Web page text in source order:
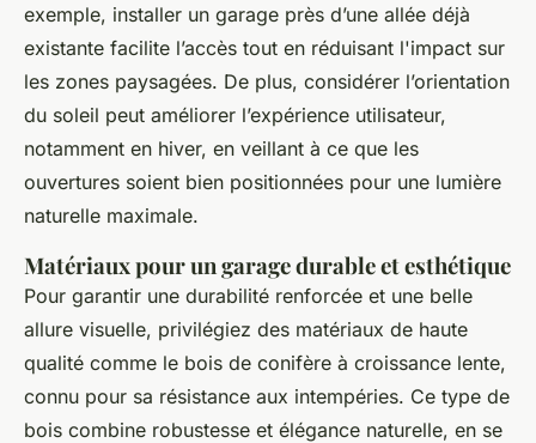
exemple, installer un garage près d’une allée déjà
existante facilite l’accès tout en réduisant l'impact sur
les zones paysagées. De plus, considérer l’orientation
du soleil peut améliorer l’expérience utilisateur,
notamment en hiver, en veillant à ce que les
ouvertures soient bien positionnées pour une lumière
naturelle maximale.
Matériaux pour un garage durable et esthétique
Pour garantir une durabilité renforcée et une belle
allure visuelle, privilégiez des matériaux de haute
qualité comme le bois de conifère à croissance lente,
connu pour sa résistance aux intempéries. Ce type de
bois combine robustesse et élégance naturelle, en se